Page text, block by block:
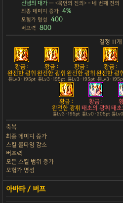
신념의 대가— <묵언의 진의> - 네 번째 진의
최종 데미지 증가 4%
모험가 명성 400
버프력 800
결정 11개
황금 :
완전한 광휘
튠Lv3 · 195pt
황금 :
완전한 광휘
튠Lv3 · 195pt
황금 :
완전한 광휘
튠Lv3 · 195pt
황금 :
완전한 광
튠Lv3 ·
황금 :
완전한 광휘
튠Lv3 · 195pt
황금 :
태초의 광휘
튠Lv0 · 205pt
태
튠
축복
최종 데미지 증가
스킬 쿨타임 감소
버프력
모든 스킬 범위 증가
모험가 명성